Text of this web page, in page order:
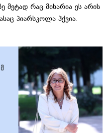
მეტად რაც მიხარია ეს არის
პიარსკოლა ჰქვია.